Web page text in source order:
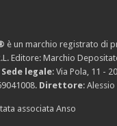
è un marchio registrato di
Editore: Marchio
Sede legale: Via Pola, 11 -
Direttore:
associata Anso